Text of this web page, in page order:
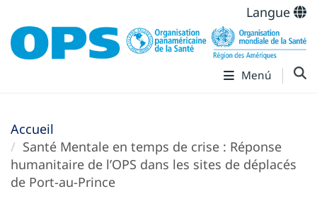
Langue
Menú
Accueil
Santé Mentale en temps de crise : Réponse
humanitaire de l’OPS dans les sites de déplacés
de Port-au-Prince